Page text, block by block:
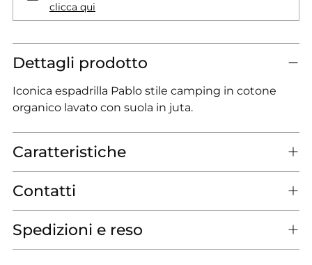
clicca qui
Dettagli prodotto
Iconica espadrilla Pablo stile camping in cotone
organico lavato con suola in juta.
Caratteristiche
Contatti
Spedizioni e reso